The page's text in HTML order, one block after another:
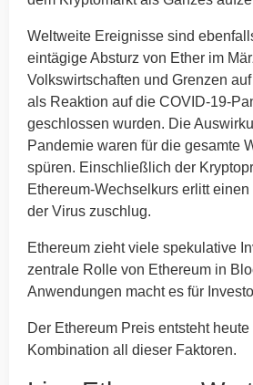
Weltweite Ereignisse sind
eintägige Absturz von Ether im
Volkswirtschaften und Grenzen
als Reaktion auf die COVID-19-
geschlossen wurden. Die
Pandemie waren für die gesamte
spüren. Einschließlich der
Ethereum-Wechselkurs erlitt
der Virus zuschlug.
Ethereum zieht viele spekulative
zentrale Rolle von Ethereum in
Anwendungen macht es für
Der Ethereum Preis entsteht
Kombination all dieser Faktoren.